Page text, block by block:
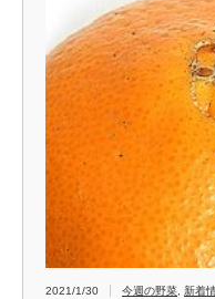
2021/1/30 今週の野菜 新着